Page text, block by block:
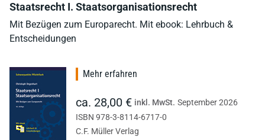
Staatsrecht I. Staatsorganisationsrecht
Mit Bezügen zum Europarecht. Mit ebook: Lehrbuch &
Entscheidungen
Mehr erfahren
ca. 28,00 € inkl. MwSt. September 2026
ISBN 978-3-8114-6717-0
C.F. Müller Verlag